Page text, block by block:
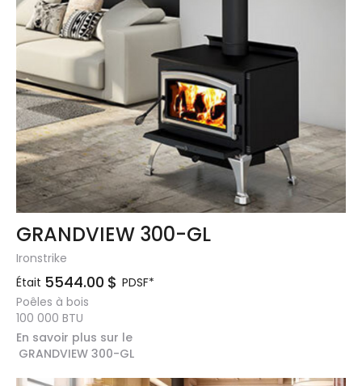
GRANDVIEW 300-GL
Ironstrike
Était 5544.00 $ PDSF*
Poêles à bois
100 000 BTU
En savoir plus sur le
GRANDVIEW 300-GL